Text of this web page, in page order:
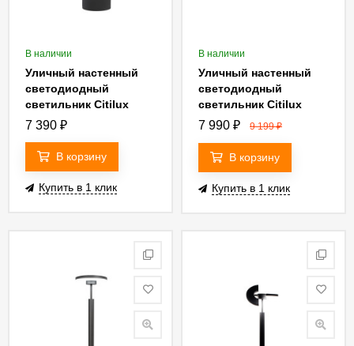
В наличии
Уличный настенный
светодиодный
светильник Citilux
CLU01W
7 390 ₽
В корзину
Купить в 1 клик
В наличии
Уличный настенный
светодиодный
светильник Citilux
CLU03W
7 990 ₽ 9 199₽
В корзину
Купить в 1 клик